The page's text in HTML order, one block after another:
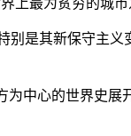
上最为贫穷的城
别是其新保守主
为中心的世界史